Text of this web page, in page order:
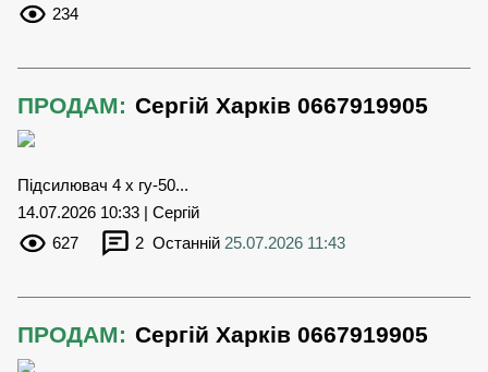
234
ПРОДАМ: Сергій Харків 0667919905
Підсилювач 4 х гу-50...
14.07.2026 10:33 | Сергій
627
2 Останній 25.07.2026 11:43
ПРОДАМ: Сергій Харків 0667919905